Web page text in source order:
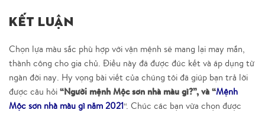
Kết luận
Chọn lựa màu sắc phù hợp với vận mệnh sẽ mang lại may mắn,
thành công cho gia chủ. Điều này đã được đúc kết và áp dụng từ
ngàn đời nay. Hy vọng bài viết của chúng tôi đã giúp bạn trả lời
được câu hỏi “Người mệnh Mộc sơn nhà màu gì?”, và “Mệnh
Mộc sơn nhà màu gì năm 2021“. Chúc các bạn vừa chọn được